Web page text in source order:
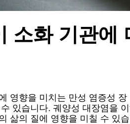
소화 기관에
영향을 미치는 만성 염증성
있습니다. 궤양성 대장염을
삶의 질에 영향을 미칠 수 있